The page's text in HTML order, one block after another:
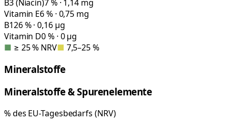
B3 (Niacin)7 % · 1,14 mg
Vitamin E6 % · 0,75 mg
B126 % · 0,16 µg
Vitamin D0 % · 0 µg
■ ≥ 25 % NRV■ 7,5–25 %
Mineralstoffe
Mineralstoffe & Spurenelemente
% des EU-Tagesbedarfs (NRV)